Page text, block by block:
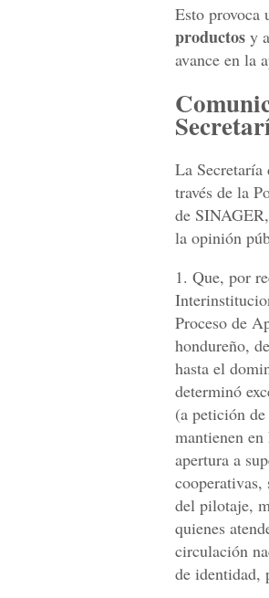
Esto provoca
productos y
avance en la
La Secretaría
través de la
de
la opinión
1. Que, por
Proceso de
hondureño,
hasta el
determinó
(a petición
mantienen
apertura a
cooperativas,
del pilotaje,
quienes
circulación
de identidad,